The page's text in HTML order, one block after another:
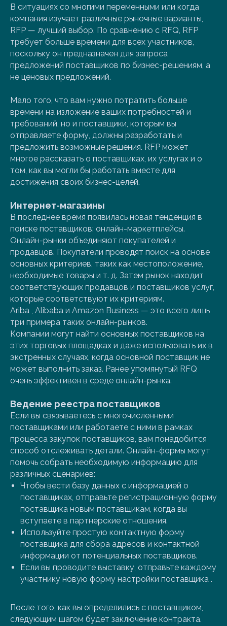
В ситуациях со многими переменными или когда
компания изучает различные рыночные варианты,
RFP — лучший выбор. По сравнению с RFQ, RFP
требует больше времени для всех участников,
поскольку он предназначен для запроса
предложений поставщиков по бизнес-решениям, а
не ценовых предложений.
Мало того, что вам нужно потратить больше
времени на изложение ваших потребностей и
требований, но и поставщики, которым вы
отправляете форму, должны разработать и
предложить возможные решения. RFP может
многое рассказать о поставщиках, их услугах и о
том, как вы могли бы работать вместе для
достижения своих бизнес-целей.
Интернет-магазины
В последнее время появилась новая тенденция в
поиске поставщиков: онлайн-маркетплейсы.
Онлайн-рынки объединяют покупателей и
продавцов. Покупатели проводят поиск на основе
основных критериев, таких как местоположение,
необходимые товары и т. д. Затем рынок находит
соответствующих продавцов и поставщиков услуг,
которые соответствуют их критериям.
Ariba , Alibaba и Amazon Business — это всего лишь
три примера таких онлайн-рынков.
Компании могут найти основных поставщиков на
этих торговых площадках и даже использовать их в
экстренных случаях, когда основной поставщик не
может выполнить заказ. Ранее упомянутый RFQ
очень эффективен в среде онлайн-рынка.
Ведение реестра поставщиков
Если вы связываетесь с многочисленными
поставщиками или работаете с ними в рамках
процесса закупок поставщиков, вам понадобится
способ отслеживать детали. Онлайн-формы могут
помочь собрать необходимую информацию для
различных сценариев:
Чтобы вести базу данных с информацией о
поставщиках, отправьте регистрационную форму
поставщика новым поставщикам, когда вы
вступаете в партнерские отношения.
Используйте простую контактную форму
поставщика для сбора адресов и контактной
информации от потенциальных поставщиков.
Если вы проводите выставку, отправьте каждому
участнику новую форму настройки поставщика .
После того, как вы определились с поставщиком,
следующим шагом будет заключение контракта.